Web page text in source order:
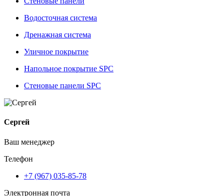
Водосточная система
Дренажная система
Уличное покрытие
Напольное покрытие SPC
Стеновые панели SPC
Сергей
Ваш менеджер
Телефон
+7 (967) 035-85-78
Электронная почта